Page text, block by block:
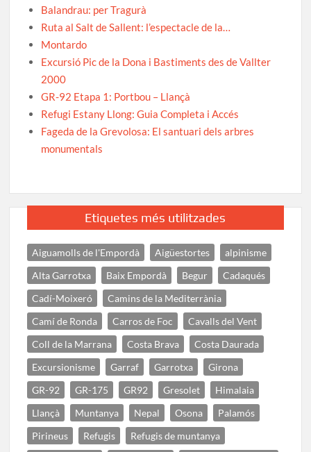
Balandrau: per Tragurà
Ruta al Salt de Sallent: l’espectacle de la…
Montardo
Excursió Pic de la Dona i Bastiments des de Vallter
2000
GR-92 Etapa 1: Portbou – Llançà
Refugi Estany Llong: Guia Completa i Accés
Fageda de la Grevolosa: El santuari dels arbres
monumentals
Etiquetes més utilitzades
Aiguamolls de l'Empordà Aigüestortes
alpinisme
Alta Garrotxa
Baix Empordà Begur
Cadaqués
Cadí-Moixeró
Camins de la Mediterrània
Camí de Ronda
Carros de Foc
Cavalls del Vent
Coll de la Marrana
Costa Brava
Costa Daurada
Excursionisme
Garraf Garrotxa
Girona
GR-92
GR-175 GR92 Gresolet
Himalaia
Llançà
Muntanya Nepal Osona
Palamós
Pirineus
Refugis
Refugis de muntanya